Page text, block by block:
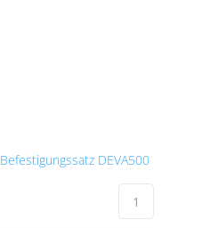
Befestigungssatz DEVA500